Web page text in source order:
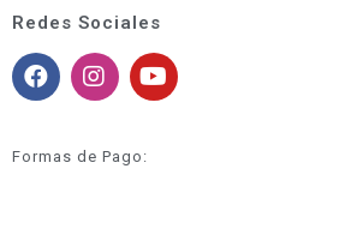
Redes Sociales
Formas de Pago: